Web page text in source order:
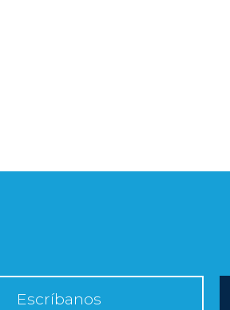
Escríbanos